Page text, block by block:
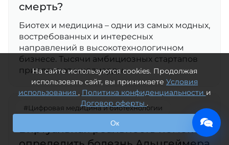
смерть?
Биотех и медицина – одни из самых модных,
востребованных и интересных
направлений в высокотехнологичном
бизнесе. Тысячи амбициозных стартапов
привлекают миллиарды…
#Цифровая медицина и биотехнологии
Виртуальная реальность помогла
На сайте используются cookies. Продолжая
использовать сайт, вы принимаете Условия
использования , Политика конфиденциальности и
Договор оферты .
Ок